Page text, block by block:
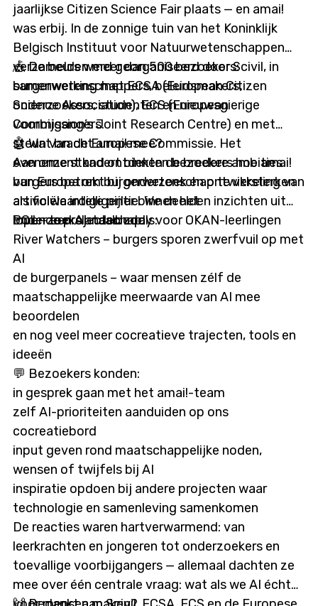
jaarlijkse Citizen Science Fair plaats — en amai!
was erbij. In de zonnige tuin van het Koninklijk
Belgisch Instituut voor Natuurwetenschappen
verzamelden meer dan 500 bezoekers:
burgerwetenschappers, beleidsmakers,
onderzoekers, studenten en nieuwsgierige
voorbijgangers.
🎪 De beurs werd georganiseerd door Scivil, in
samenwerking met ECSA (European Citizen
Science Association), ECS (European
Commission’s Joint Research Centre) en met
steun van de Europese Commissie. Het
evenement kadert binnen de bredere ambities
van Europa om burgerwetenschap te versterken
als volwaardige pijler binnen het
onderzoekslandschap.
🤖 Wat bracht amai! mee?
Aan onze stand ontdekten bezoekers hoe amai!
burgers betrekt bij onderzoek en ontwikkeling van
artificiële intelligentie. We deelden inzichten uit
lopende projecten zoals:
POL – een AI-taalbuddy voor OKAN-leerlingen
River Watchers – burgers sporen zwerfvuil op met
AI
de burgerpanels – waar mensen zélf de
maatschappelijke meerwaarde van AI mee
beoordelen
en nog veel meer cocreatieve trajecten, tools en
ideeën
💬 Bezoekers konden:
in gesprek gaan met het amai!-team
zelf AI-prioriteiten aanduiden op ons
cocreatiebord
input geven rond maatschappelijke noden,
wensen of twijfels bij AI
inspiratie opdoen bij andere projecten waar
technologie en samenleving samenkomen
De reacties waren hartverwarmend: van
leerkrachten en jongeren tot onderzoekers en
toevallige voorbijgangers — allemaal dachten ze
mee over één centrale vraag: wat als we AI écht